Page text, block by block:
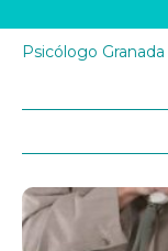
Psicólogo Granada